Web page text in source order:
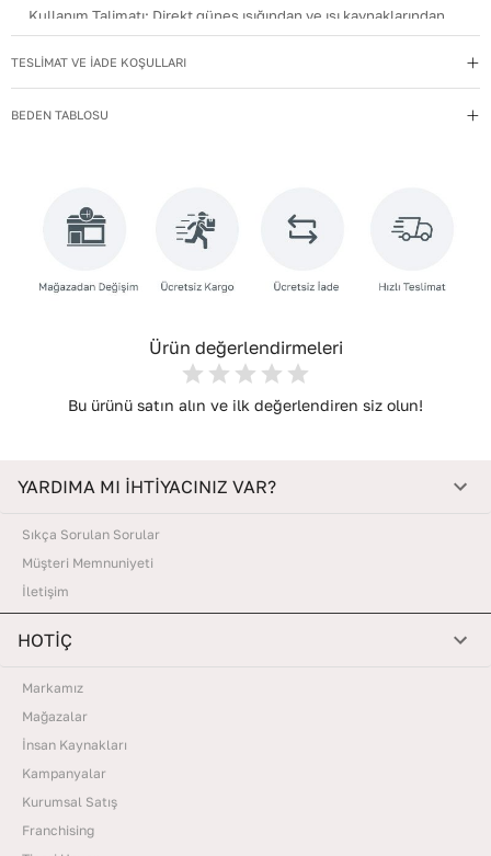
Kullanım Talimatı: Direkt güneş ışığından ve ısı kaynaklarından
uzak tutun.
Menşei:Türkiye
Topuk Tipi:İnce Topuklu
arındırın. Hafif nemli bezle silin, doğal olarak kurumasını
TESLİMAT VE İADE KOŞULLARI
BEDEN TABLOSU
Ürün değerlendirmeleri
Bu ürünü satın alın ve ilk değerlendiren siz olun!
YARDIMA MI İHTİYACINIZ VAR?
Sıkça Sorulan Sorular
Müşteri Memnuniyeti
İletişim
HOTİÇ
Markamız
Mağazalar
İnsan Kaynakları
Kampanyalar
Kurumsal Satış
Franchising